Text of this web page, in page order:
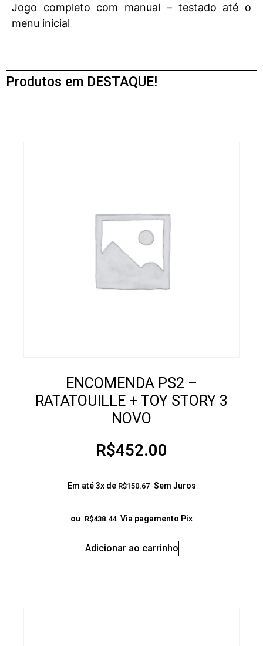
Jogo completo com manual – testado até o
menu inicial
Produtos em DESTAQUE!
ENCOMENDA PS2 –
RATATOUILLE + TOY STORY 3
NOVO
R$452.00
Em até 3x de R$150.67 Sem Juros
ou R$438.44 Via pagamento Pix
Adicionar ao carrinho